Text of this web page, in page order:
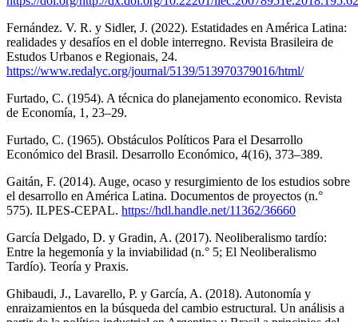
Fernández. V. R. y Sidler, J. (2022). Estatidades en América Latina:
realidades y desafíos en el doble interregno. Revista Brasileira de
Estudos Urbanos e Regionais, 24.
https://www.redalyc.org/journal/5139/513970379016/html/
Furtado, C. (1954). A técnica do planejamento economico. Revista
de Economía, 1, 23–29.
Furtado, C. (1965). Obstáculos Políticos Para el Desarrollo
Económico del Brasil. Desarrollo Económico, 4(16), 373–389.
Gaitán, F. (2014). Auge, ocaso y resurgimiento de los estudios sobre
el desarrollo en América Latina. Documentos de proyectos (n.°
575). ILPES-CEPAL. https://hdl.handle.net/11362/36660
García Delgado, D. y Gradin, A. (2017). Neoliberalismo tardío:
Entre la hegemonía y la inviabilidad (n.° 5; El Neoliberalismo
Tardío). Teoría y Praxis.
Ghibaudi, J., Lavarello, P. y García, A. (2018). Autonomía y
enraizamientos en la búsqueda del cambio estructural. Un análisis a